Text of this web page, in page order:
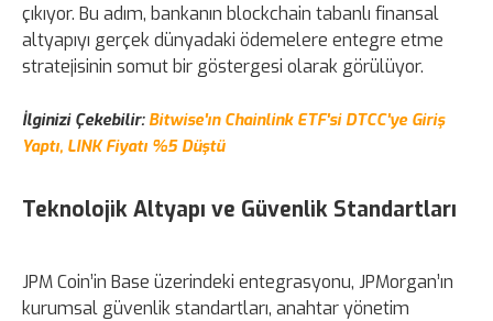
çıkıyor. Bu adım, bankanın blockchain tabanlı finansal
altyapıyı gerçek dünyadaki ödemelere entegre etme
stratejisinin somut bir göstergesi olarak görülüyor.
İlginizi Çekebilir: Bitwise'ın Chainlink ETF'si DTCC'ye Giriş
Yaptı, LINK Fiyatı %5 Düştü
Teknolojik Altyapı ve Güvenlik Standartları
JPM Coin’in Base üzerindeki entegrasyonu, JPMorgan’ın
kurumsal güvenlik standartları, anahtar yönetim